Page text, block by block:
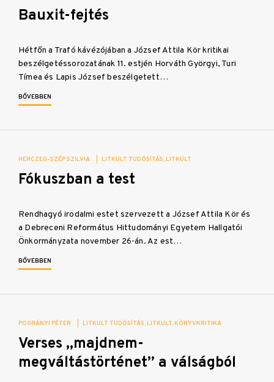
Bauxit-fejtés
Hétfőn a Trafó kávézójában a József Attila Kör kritikai
beszélgetéssorozatának 11. estjén Horváth Györgyi, Turi
Tímea és Lapis József beszélgetett…
BŐVEBBEN
HERCZEG-SZÉP SZILVIA LITKULT TUDÓSÍTÁS LITKULT
Fókuszban a test
Rendhagyó irodalmi estet szervezett a József Attila Kör és
a Debreceni Református Hittudományi Egyetem Hallgatói
Önkormányzata november 26-án. Az est…
BŐVEBBEN
POGRÁNYI PÉTER LITKULT TUDÓSÍTÁS LITKULT KÖNYVKRITIKA
Verses „majdnem-
megváltástörténet” a válságból